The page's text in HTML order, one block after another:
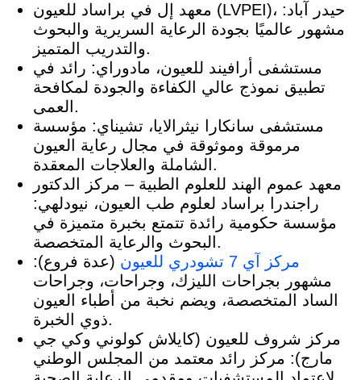
معهد إل في براساد للعيون (LVPEI)، حيدر آباد:
مشهور عالميًا بجودة الرعاية السريرية والبحوث
والتدريب المتميز.
مستشفى أرافيند للعيون، مادوراي: رائد في
تطبيق نموذج عالي الكفاءة والجودة لمكافحة
العمى.
مستشفى سانكارا نيثرالايا، تشيناي: مؤسسة
مرموقة وموثوقة في مجال رعاية العيون
الشاملة والعلاجات المعقدة.
معهد عموم الهند للعلوم الطبية – مركز الدكتور
راجندرا براساد لعلوم طب العيون، نيودلهي:
مؤسسة حكومية رائدة تتمتع بخبرة متميزة في
البحوث والرعاية المتخصصة.
مركز آي 7 تشودري للعيون
(عدة فروع):
مشهور بجراحات الليزك، وجراحات، وجراحات
الساد المتخصصة، ويضم نخبة من أطباء العيون
ذوي الخبرة.
مركز شروف للعيون (كايلاش كولوني وكي جي
مارج): مركز رائد معتمد من المجلس الوطني